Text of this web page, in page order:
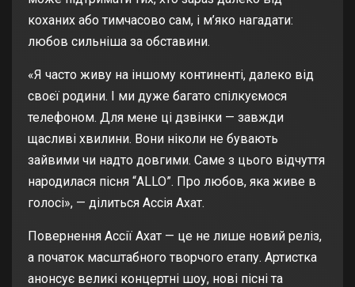
коханих або тимчасово сам, і м’яко нагадати:
любов сильніша за обставини.
«Я часто живу на іншому континенті, далеко від
своєї родини. І ми дуже багато спілкуємося
телефоном. Для мене ці дзвінки — завжди
щасливі хвилини. Вони ніколи не бувають
зайвими чи надто довгими. Саме з цього відчуття
народилася пісня “ALLO”. Про любов, яка живе в
голосі», — ділиться Ассія Ахат.
Повернення Ассії Ахат — це не лише новий реліз,
а початок масштабного творчого етапу. Артистка
анонсує великі концертні шоу, нові пісні та